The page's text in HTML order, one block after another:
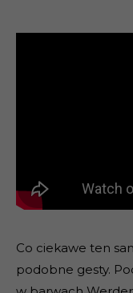
Co ciekawe ten
podobne gesty.